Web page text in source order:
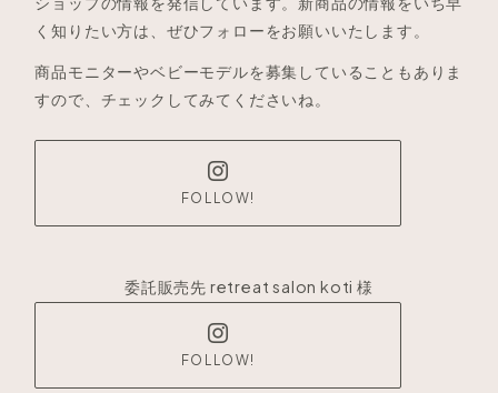
く知りたい方は、ぜひフォローをお願いいたします。
商品モニターやベビーモデルを募集していることもありま
すので、チェックしてみてくださいね。
FOLLOW!
委託販売先 retreat salon koti 様
FOLLOW!